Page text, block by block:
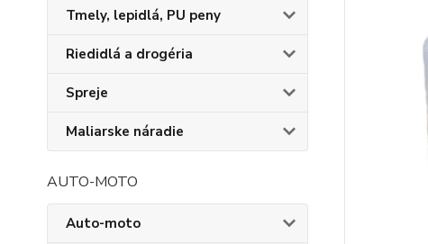
Tmely, lepidlá, PU peny
Riedidlá a drogéria
Spreje
Maliarske náradie
AUTO-MOTO
Auto-moto